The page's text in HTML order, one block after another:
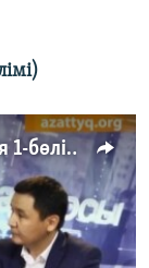
Шахановпен онлайн-конференция 1-бөлім